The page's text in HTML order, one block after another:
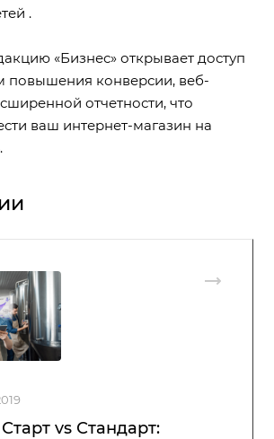
.
«Бизнес» открывает доступ
повышения конверсии, веб-
отчетности, что
ваш интернет-магазин на
vs Стандарт: